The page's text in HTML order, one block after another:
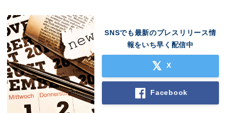
SNSでも最新のプレスリリース情
報をいち早く配信中
X
Facebook
English